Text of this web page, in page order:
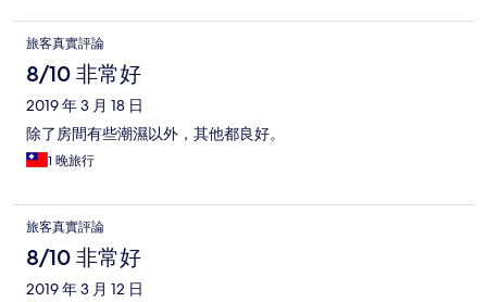
旅客真實評論
8/10 非常好
2019 年 3 月 18 日
除了房間有些潮濕以外，其他都良好。
1 晚旅行
旅客真實評論
8/10 非常好
2019 年 3 月 12 日